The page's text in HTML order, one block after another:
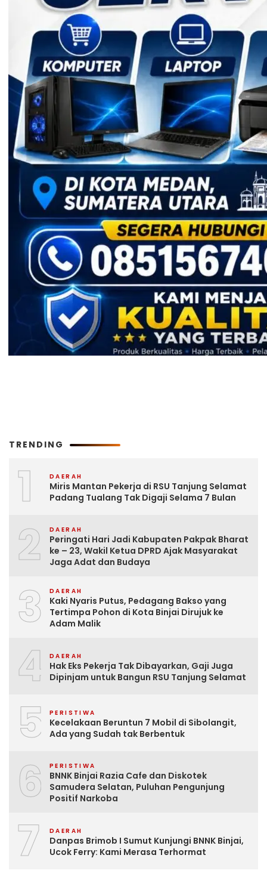
TRENDING
1 DAERAH
Miris Mantan Pekerja di RSU Tanjung Selamat
Padang Tualang Tak Digaji Selama 7 Bulan
2 DAERAH
Peringati Hari Jadi Kabupaten Pakpak Bharat
ke – 23, Wakil Ketua DPRD Ajak Masyarakat
Jaga Adat dan Budaya
3 DAERAH
Kaki Nyaris Putus, Pedagang Bakso yang
Tertimpa Pohon di Kota Binjai Dirujuk ke
Adam Malik
4 DAERAH
Hak Eks Pekerja Tak Dibayarkan, Gaji Juga
Dipinjam untuk Bangun RSU Tanjung Selamat
5 PERISTIWA
Kecelakaan Beruntun 7 Mobil di Sibolangit,
Ada yang Sudah tak Berbentuk
6 PERISTIWA
BNNK Binjai Razia Cafe dan Diskotek
Samudera Selatan, Puluhan Pengunjung
Positif Narkoba
7 DAERAH
Danpas Brimob I Sumut Kunjungi BNNK Binjai,
Ucok Ferry: Kami Merasa Terhormat